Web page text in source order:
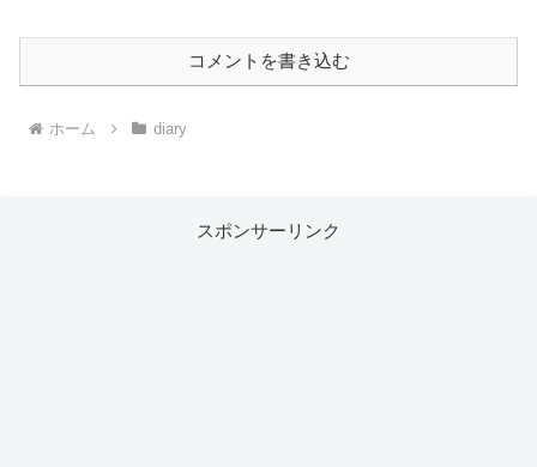
コメントを書き込む
ホーム diary
スポンサーリンク